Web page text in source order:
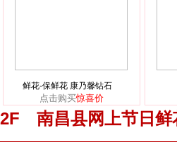
鲜花-保鲜花 康乃馨钻石
点击购买惊喜价
2F 南昌县网上节日鲜